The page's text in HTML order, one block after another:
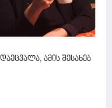
ამის შესახებ